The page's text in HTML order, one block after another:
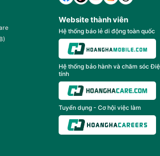
Website thành viên
Hệ thống báo lẻ di động toàn quốc
Hệ thống bảo hành và chăm sóc
tính
Tuyển dụng - Cơ hội việc làm